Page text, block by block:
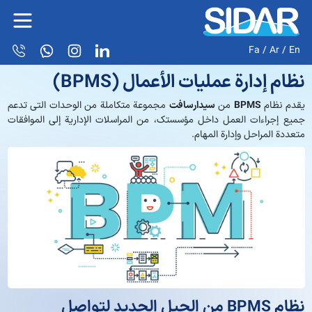
Fa /Ar/ En
نظام إدارة عمليات الأعمال (BPMS)
يقدم نظام BPMS منسیدارسافت مجموعة متكاملة من الوحدات التي تدعم
جميع إجراءات العمل داخل مؤسستك، من المراسلات الإدارية إلى الموافقات
متعددة المراحل وإدارة المهام.
نظام BPMS من الجيل الجديد لتواصل